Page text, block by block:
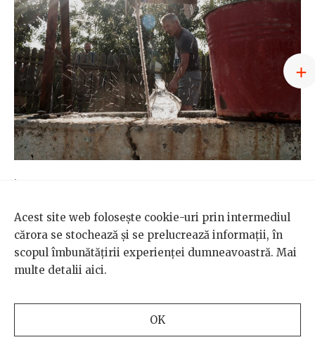
anunțată a apelor subterane accentuează
inegalitățile dintre rural și urban în Moldova
ADINA FLOREA , COSMIN FILIȘAN
apelor subterane din nord-estul României este în
scădere. Autoritățile reacționează cu întârziere, iar
discrepanța dintre rural și urban îi împinge pe
Acest site web folosește cookie-uri prin intermediul
cărora se stochează și se prelucrează informații, în
scopul îmbunătățirii experienței dumneavoastră. Mai
multe detalii aici.
OK